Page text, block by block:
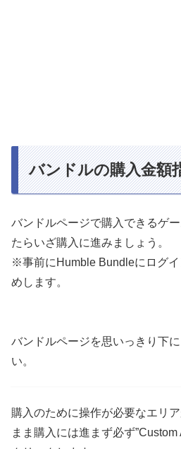
バンドルの購入金額
バンドルページで購入できるゲ
たらいざ購入に進みましょう。
※事前にHumble Bundleにログ
めします。
バンドルページを思いっきり下
い。
購入のために操作が必要なエリ
まま購入には進まず必ず